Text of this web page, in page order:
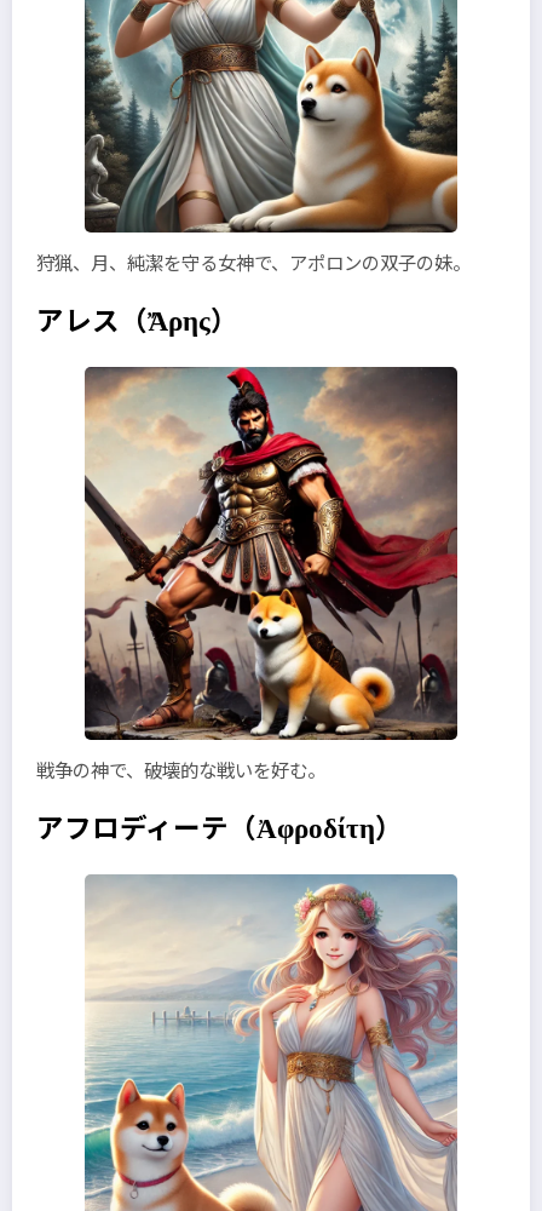
狩猟、月、純潔を守る女神で、アポロンの双子の妹。
アレス （Ἄρης）
戦争の神で、破壊的な戦いを好む。
アフロディーテ （Ἀφροδίτη）